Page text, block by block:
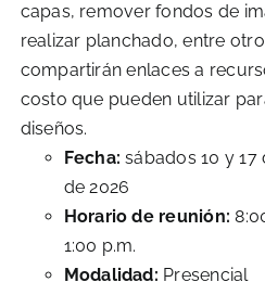
capas, remover fondos de
realizar planchado, entre
compartirán enlaces a
costo que pueden utilizar
diseños.
Fecha: sábados 10 y
de 2026
Horario de reunión:
1:00 p.m.
Modalidad: Presencial